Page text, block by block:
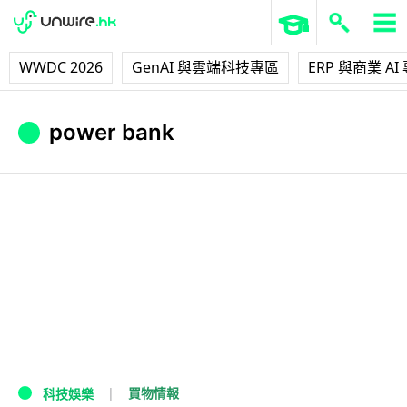
WWDC 2026 GenAI 與雲端科技專區 ERP 與商業 AI
power bank
科技娛樂 買物情報